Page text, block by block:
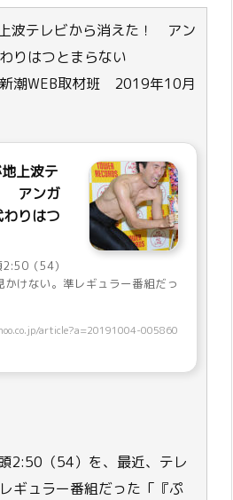
波テレビから消えた！ アン
りはつとまらない
潮WEB取材班 2019年10月
上波テ
アンガ
りはつ
（54）
けない。準レギュラー番組だっ
article?a=20191004-005860
2:50（54）を、最近、テレ
ギュラー番組だった「『ぷ